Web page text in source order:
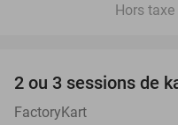
Hors
2 ou 3 sessions de
FactoryKart